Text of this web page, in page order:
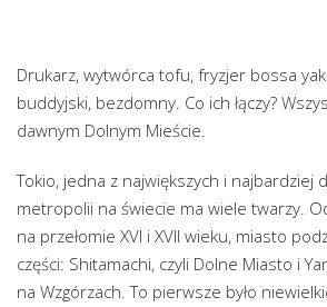
Drukarz, wytwórca tofu, fryzjer bossa
buddyjski, bezdomny. Co ich łączy?
dawnym Dolnym Mieście.
Tokio, jedna z największych i najbardziej
metropolii na świecie ma wiele twarzy.
na przełomie XVI i XVII wieku, miasto
części: Shitamachi, czyli Dolne Miasto i
na Wzgórzach. To pierwsze było